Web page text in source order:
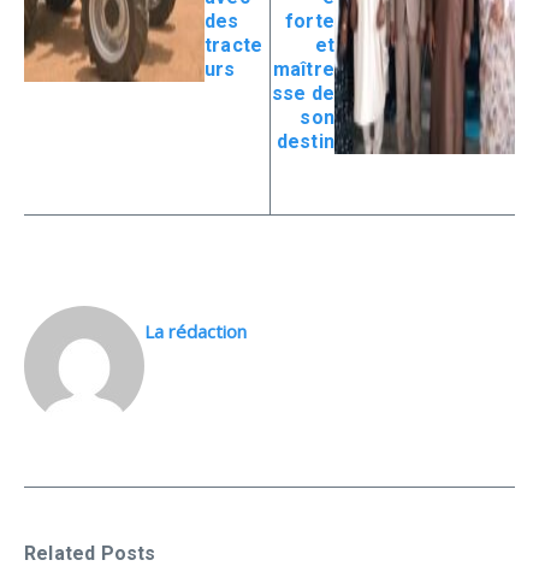
des
tracte
urs
forte
et
maître
sse de
son
destin
La rédaction
Related Posts